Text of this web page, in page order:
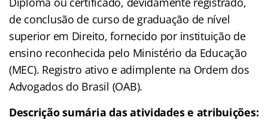
de conclusão de curso de graduação de nível
superior em Direito, fornecido por instituição de
ensino reconhecida pelo Ministério da Educação
(MEC). Registro ativo e adimplente na Ordem dos
Advogados do Brasil (OAB).
Descrição sumária das atividades e atribuições: